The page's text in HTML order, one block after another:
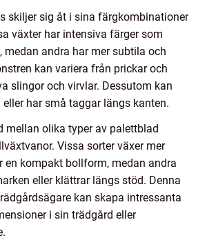
skiljer sig åt i sina färgkombinationer
växter har intensiva färger som
medan andra har mer subtila och
kan variera från prickar och
slingor och virvlar. Dessutom kan
har små taggar längs kanten.
mellan olika typer av palettblad
Vissa sorter växer mer
en kompakt bollform, medan andra
eller klättrar längs stöd. Denna
kan skapa intressanta
i sin trädgård eller